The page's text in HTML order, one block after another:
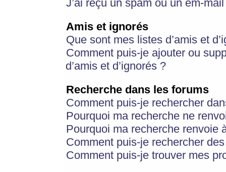
J’ai reçu un spam ou un em-
Amis et ignorés
Que sont mes listes d’amis et
Comment puis-je ajouter ou
d’amis et d’ignorés ?
Recherche dans les forums
Comment puis-je rechercher
Pourquoi ma recherche ne
Pourquoi ma recherche renvoie
Comment puis-je rechercher
Comment puis-je trouver mes